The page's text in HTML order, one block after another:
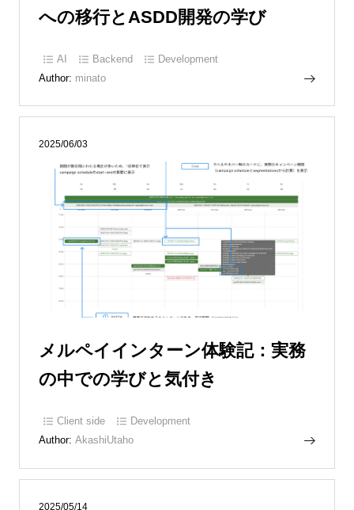
への移行とASDD開発の学び
AI Backend
Development
Author: minato
2025/06/03
メルペイインターン体験記：実務
の中での学びと気付き
Client side
Development
Author: AkashiUtaho
2025/05/14